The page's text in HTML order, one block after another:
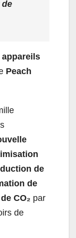
appareils
Peach
de
de
CO₂ par
de